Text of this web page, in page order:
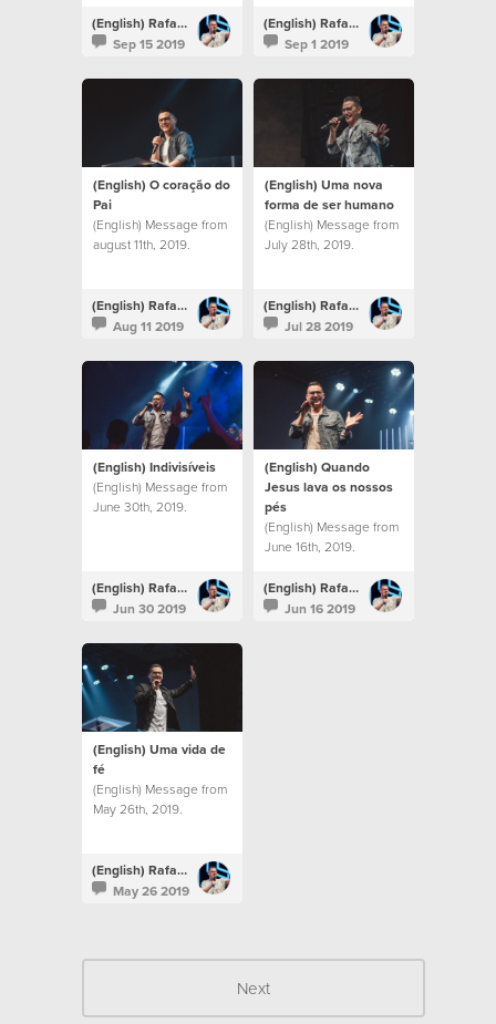
(English) Rafael Bitencourt
Sep 15 2019
(English) Rafael Bitencourt
Sep 1 2019
(English) O coração do
Pai
(English) Message from
august 11th, 2019.
(English) Rafael Bitencourt
Aug 11 2019
(English) Uma nova
forma de ser humano
(English) Message from
July 28th, 2019.
(English) Rafael Bitencourt
Jul 28 2019
(English) Indivisíveis
(English) Message from
June 30th, 2019.
(English) Rafael Bitencourt
Jun 30 2019
(English) Quando
Jesus lava os nossos
pés
(English) Message from
June 16th, 2019.
(English) Rafael Bitencourt
Jun 16 2019
(English) Uma vida de
fé
(English) Message from
May 26th, 2019.
(English) Rafael Bitencourt
May 26 2019
Next